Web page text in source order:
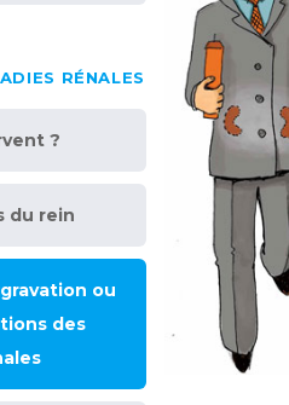
RÉNALES
?
du rein
ou
des